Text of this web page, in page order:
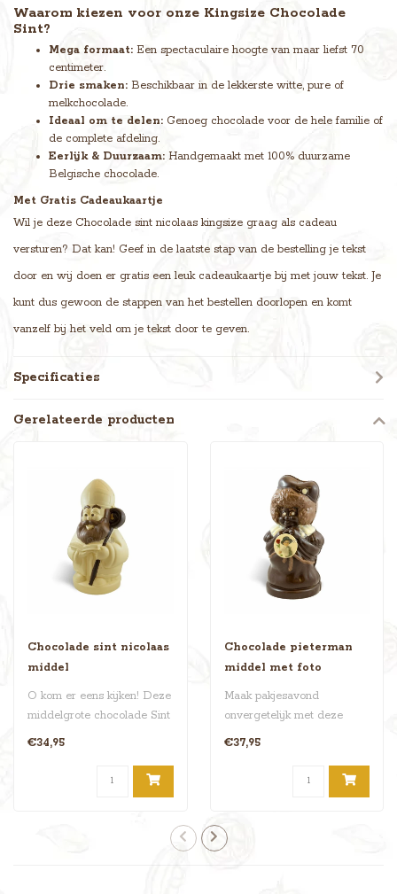
Waarom kiezen voor onze Kingsize Chocolade
Sint?
Mega formaat: Een spectaculaire hoogte van maar liefst 70
centimeter.
Drie smaken: Beschikbaar in de lekkerste witte, pure of
melkchocolade.
Ideaal om te delen: Genoeg chocolade voor de hele familie of
de complete afdeling.
Eerlijk & Duurzaam: Handgemaakt met 100% duurzame
Belgische chocolade.
Met Gratis Cadeaukaartje
Wil je deze Chocolade sint nicolaas kingsize graag als cadeau
versturen? Dat kan! Geef in de laatste stap van de bestelling je tekst
door en wij doen er gratis een leuk cadeaukaartje bij met jouw tekst. Je
kunt dus gewoon de stappen van het bestellen doorlopen en komt
vanzelf bij het veld om je tekst door te geven.
Specificaties
Gerelateerde producten
Chocolade sint nicolaas
middel
O kom er eens kijken! Deze
middelgrote chocolade Sint
€34,95
Chocolade pieterman
middel met foto
Maak pakjesavond
onvergetelijk met deze
€37,95